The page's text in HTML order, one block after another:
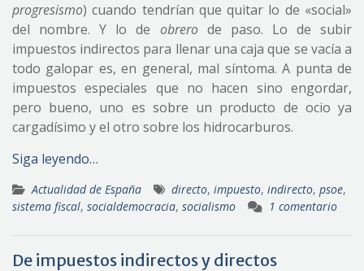
progresismo) cuando tendrían que quitar lo de «social»
del nombre. Y lo de obrerode paso. Lo de subir
impuestos indirectos para llenar una caja que se vacía a
todo galopar es, en general, mal síntoma. A punta de
impuestos especiales que no hacen sino engordar,
pero bueno, uno es sobre un producto de ocio ya
cargadísimo y el otro sobre los hidrocarburos.
Siga leyendo…
Actualidad de España directo, impuesto, indirecto, psoe,
sistema fiscal, socialdemocracia, socialismo 1 comentario
De impuestos indirectos y directos